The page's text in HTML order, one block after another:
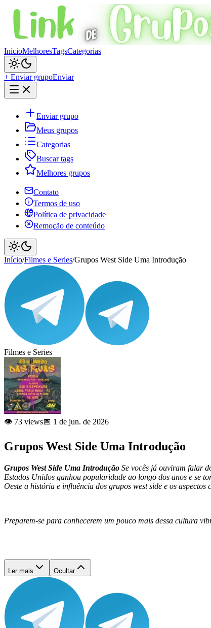
InícioMelhoresTagsCategorias
+ Enviar grupoEnviar
Enviar grupo
Meus grupos
Categorias
Buscar tags
Melhores grupos
Contato
Termos de uso
Política de privacidade
Remoção de conteúdo
Início/Filmes e Series/Grupos West Side Uma Introdução
Filmes e Series
👁️ 73 views📅 1 de jun. de 2026
Grupos West Side Uma Introdução
Grupos West Side Uma Introdução Se vocês já ouviram falar
Estados Unidos ganhou popularidade ao longo dos anos e se
Oeste a história e influência dos grupos west side e os aspectos
Preparem-se para conhecerem um pouco mais dessa cultura
Ler mais Ocultar